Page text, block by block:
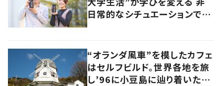
日常的なシチュエーションで
“オランダ風車”を模したカフェ
はセルフビルド。世界各地を旅
し’96に小豆島に辿り着いた家